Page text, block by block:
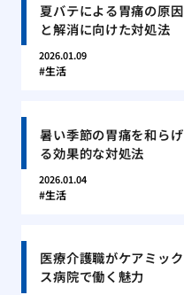
夏バテによる胃痛の原因
と解消に向けた対処法
2026.01.09
生活
暑い季節の胃痛を和らげ
る効果的な対処法
2026.01.04
生活
医療介護職がケアミック
ス病院で働く魅力